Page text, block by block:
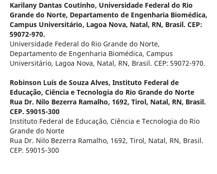
Karilany Dantas Coutinho, Universidade Federal do Rio
Grande do Norte, Departamento de Engenharia Biomédica,
Campus Universitário, Lagoa Nova, Natal, RN, Brasil. CEP:
59072-970.
Universidade Federal do Rio Grande do Norte,
Departamento de Engenharia Biomédica, Campus
Universitário, Lagoa Nova, Natal, RN, Brasil. CEP: 59072-970.
Robinson Luís de Souza Alves, Instituto Federal de
Educação, Ciência e Tecnologia do Rio Grande do Norte
Rua Dr. Nilo Bezerra Ramalho, 1692, Tirol, Natal, RN, Brasil.
CEP. 59015-300
Instituto Federal de Educação, Ciência e Tecnologia do Rio
Grande do Norte
Rua Dr. Nilo Bezerra Ramalho, 1692, Tirol, Natal, RN, Brasil.
CEP. 59015-300